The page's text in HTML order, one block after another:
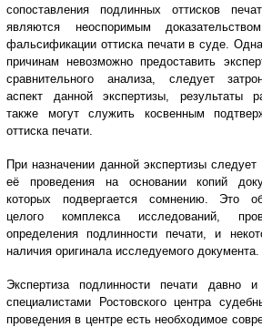
сопоставления подлинных оттисков
являются неоспоримым
фальсификации оттиска печати в суде.
причинам невозможно предоставить
сравнительного анализа, следует
аспект данной экспертизы, результаты
также могут служить косвенным
оттиска печати.
При назначении данной экспертизы
её проведения на основании копий
которых подвергается сомнению. Это
целого комплекса исследований,
определения подлинности печати, и
наличия оригинала исследуемого документа.
Экспертиза подлинности печати давно
специалистами Ростовского центра
проведения в центре есть необходимое